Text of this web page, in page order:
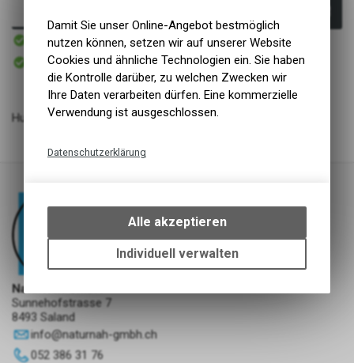
Versand
Sofort abholbar
Abholung NaturNah GmbH
Hundeleine geknüpft Holbox
NaturNah GmbH
Sunnehofstrasse 7
8493 Saland
info@naturnah-gmbh.ch
052 386 31 76
Damit Sie unser Online-Angebot bestmöglich
nutzen können, setzen wir auf unserer Website
Cookies und ähnliche Technologien ein. Sie haben
die Kontrolle darüber, zu welchen Zwecken wir
Ihre Daten verarbeiten dürfen. Eine kommerzielle
Verwendung ist ausgeschlossen.
Datenschutzerklärung
bestimmte Interaktionen und
Einstellungen auf Ihrem Gerät,
um die grundlegenden
Funktionen unseres Online-
dass die gespeicherten Daten
Alle akzeptieren
Individuell verwalten